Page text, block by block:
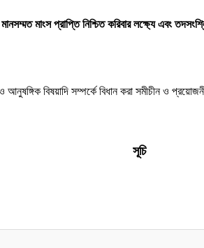
মাংস প্রাপ্তি নিশ্চিত করিবার লক্ষ্যে এবং
বিষয়াদি সম্পর্কে বিধান করা সমীচীন ও
সূচি